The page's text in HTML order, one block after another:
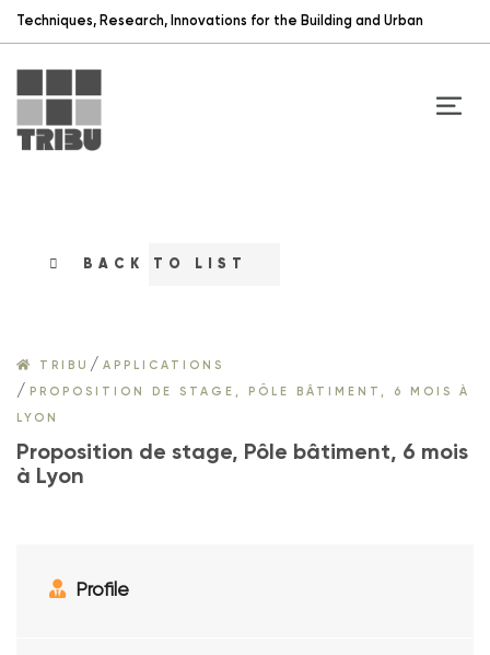
Techniques, Research, Innovations for the Building and Urban
BACK TO LIST
TRIBU / APPLICATIONS
/ PROPOSITION DE STAGE, PÔLE BÂTIMENT, 6 MOIS À
LYON
Proposition de stage, Pôle bâtiment, 6 mois
à Lyon
Profile